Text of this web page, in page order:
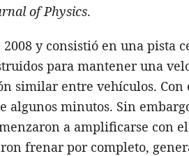
of Physics.
y consistió en una pista
para mantener una
similar entre vehículos. Con
algunos minutos. Sin
a amplificarse con
frenar por completo,